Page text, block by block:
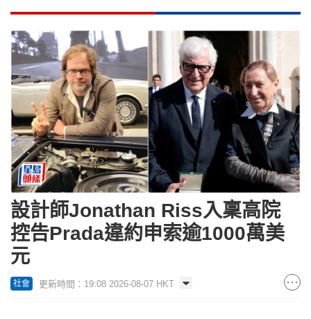
設計師Jonathan Riss入稟高院
控告Prada違約申索逾1000萬美
元
社會 更新時間：19:08 2026-08-07 HKT